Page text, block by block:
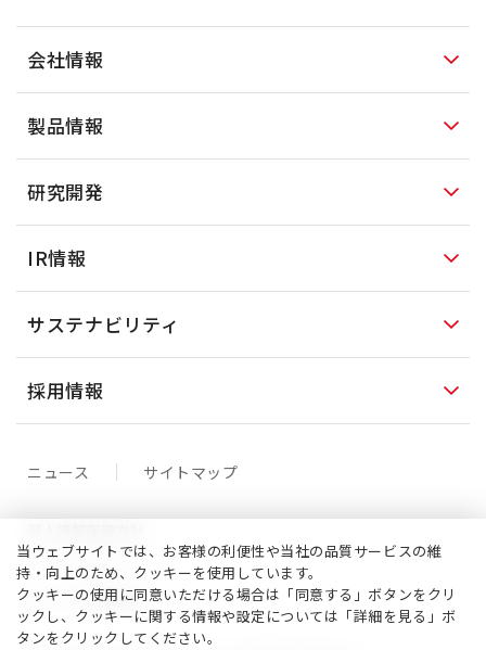
会社情報
製品情報
研究開発
IR情報
サステナビリティ
採用情報
ニュース サイトマップ
クッキーポリシー
サイトご利用案内
当ウェブサイトでは、お客様の利便性や当社の品質サービスの維
持・向上のため、クッキーを使用しています。
クッキーの使用に同意いただける場合は「同意する」ボタンをクリ
ックし、クッキーに関する情報や設定については「詳細を見る」ボ
タンをクリックしてください。